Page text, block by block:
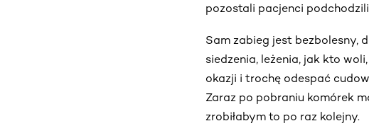
pozostali pacjenci
Sam zabieg jest bezbolesny,
siedzenia, leżenia, jak kto
okazji i trochę odespać
Zaraz po pobraniu komórek
zrobiłabym to po raz kolejny.